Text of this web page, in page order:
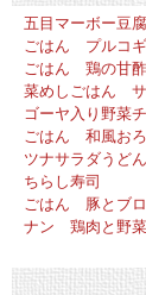
五目マーボー豆
ごはん プルコギ
ごはん 鶏の甘
菜めしごはん サ
ゴーヤ入り野菜
ごはん 和風お
ツナサラダうどん
ちらし寿司
ごはん 豚とブ
ナン 鶏肉と野